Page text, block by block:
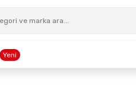
Yeni